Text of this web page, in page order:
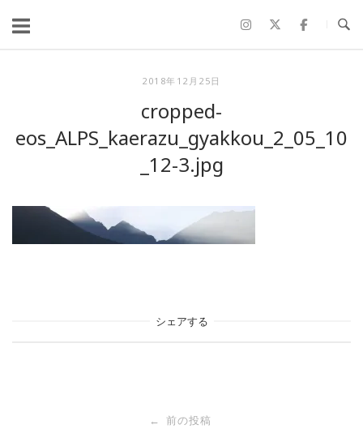
2018年12月25日
cropped-
eos_ALPS_kaerazu_gyakkou_2_05_10
_12-3.jpg
シェアする
← 前の投稿